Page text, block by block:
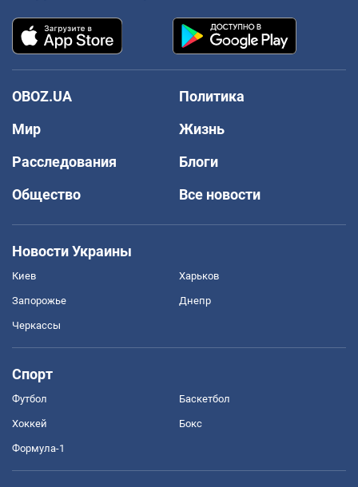
OBOZ.UA
Политика
Мир
Жизнь
Расследования
Блоги
Общество
Все новости
Новости Украины
Киев Харьков
Запорожье Днепр
Черкассы
Спорт
Футбол Баскетбол
Хоккей Бокс
Формула-1